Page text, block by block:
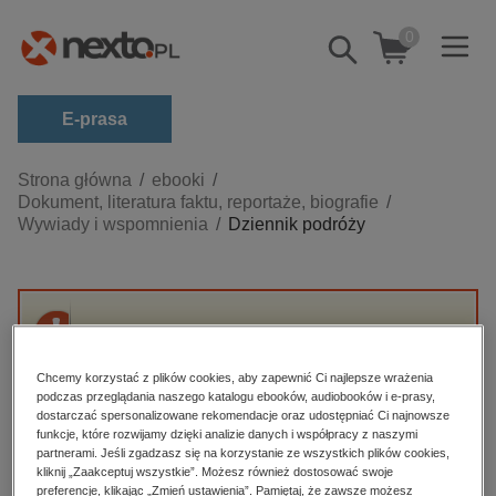
Pokaż/schowaj
wyszukiwarkę
0
E-prasa
Kategorie
Zobacz wszystkie E-prasa
biznesowe, branżowe, gospodarka
darmowe wydania
edukacja
hobby, sport, rozrywka
komputery, internet, technologie, informatyka
Strona główna
ebooki
Dokument, literatura faktu, reportaże, biografie
Wywiady i wspomnienia
Dziennik podróży
High-contrast mode
Polecane
Chcemy korzystać z plików cookies, aby zapewnić Ci najlepsze wrażenia
podczas przeglądania naszego katalogu ebooków, audiobooków i e-prasy,
dostarczać spersonalizowane rekomendacje oraz udostępniać Ci najnowsze
funkcje, które rozwijamy dzięki analizie danych i współpracy z naszymi
partnerami. Jeśli zgadzasz się na korzystanie ze wszystkich plików cookies,
kliknij „Zaakceptuj wszystkie”. Możesz również dostosować swoje
preferencje, klikając „Zmień ustawienia”. Pamiętaj, że zawsze możesz